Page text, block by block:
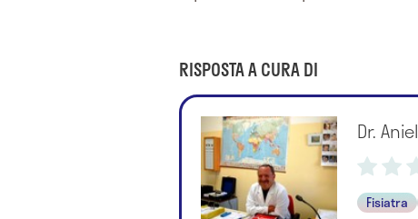
RISPOSTA A CURA DI
Dr.
Fisiatra